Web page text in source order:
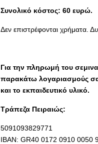
Συνολικό κόστος: 60 ευρώ.
Δεν επιστρέφονται χρήματα.
Για την πληρωμή του
παρακάτω λογαριασμούς
και το εκπαιδευτικό υλικό.
Τράπεζα Πειραιώς:
5091093829771
ΙΒΑΝ: GR40 0172 0910 0050